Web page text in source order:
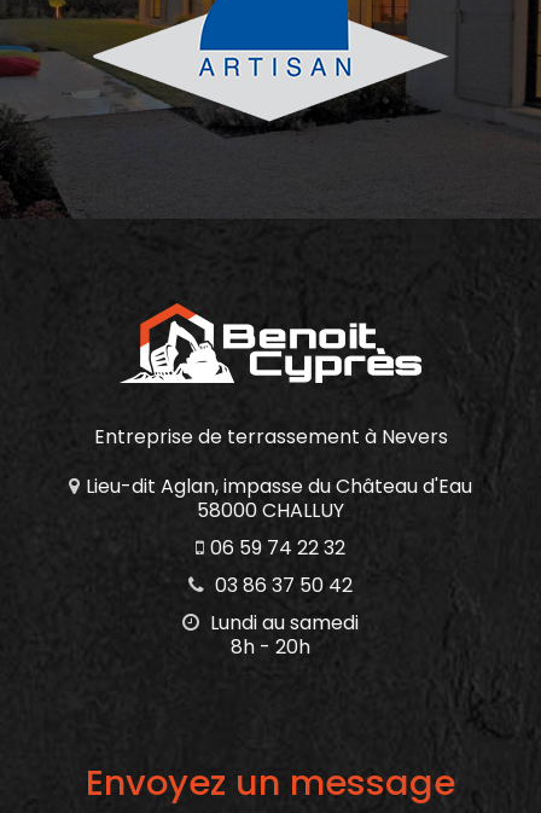
Entreprise de terrassement à Nevers
Lieu-dit Aglan, impasse du Château d'Eau
58000 CHALLUY
06 59 74 22 32
03 86 37 50 42
Lundi au samedi
8h - 20h
Envoyez un message